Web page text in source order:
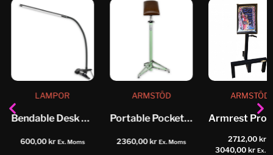
LAMPOR
Bendable Desk Lamp
600,00kr Ex. Moms
ARMSTÖD
Portable Pocket Tattoo Armrest
2360,00kr Ex. Moms
ARMSTÖD
2712,00kr
3040,00kr Ex.